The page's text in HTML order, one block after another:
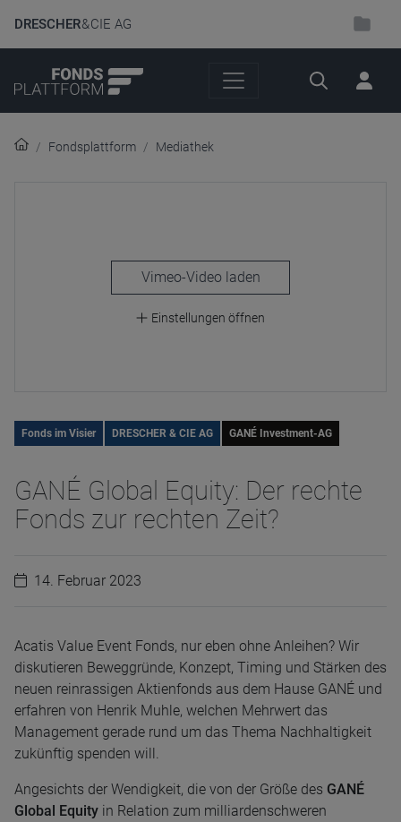
DRESCHER& CIE AG
Suche
Fondsplattform Mediathek
laden
Einstellungen öffnen
Fonds im Visier DRESCHER & CIE AG GANÉ Investment-AG
GANÉ Global Equity: Der rechte
Fonds zur rechten Zeit?
14. Februar 2023
Acatis Value Event Fonds, nur eben ohne Anleihen? Wir
diskutieren Beweggründe, Konzept, Timing und Stärken des
neuen reinrassigen Aktienfonds aus dem Hause GANÉ und
erfahren von Henrik Muhle, welchen Mehrwert das
Management gerade rund um das Thema Nachhaltigkeit
zukünftig spenden will.
Angesichts der Wendigkeit, die von der Größe des GANÉ
Global Equity in Relation zum milliardenschweren